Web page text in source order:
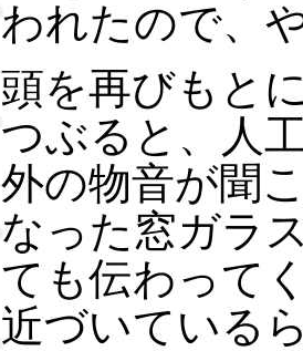
われたので、
頭を再びもと
つぶると、人
外の物音が聞
なった窓ガラ
ても伝わって
近づいている